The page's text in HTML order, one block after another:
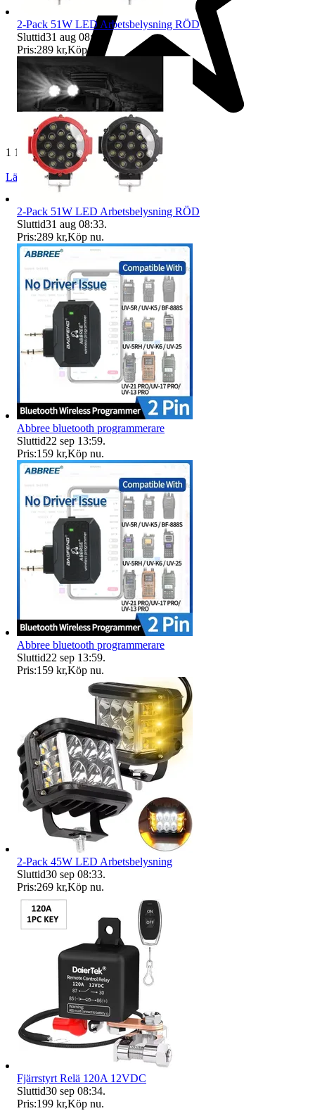
1 190 omdömen
Läs omdömen
2-Pack 51W LED Arbetsbelysning RÖD
Sluttid31 aug 08:33
Pris:289 kr,Köp nu
2-Pack 51W LED Arbetsbelysning RÖD
Sluttid31 aug 08:33.
Pris:289 kr,Köp nu.
Abbree bluetooth programmerare
Sluttid22 sep 13:59.
Pris:159 kr,Köp nu.
Abbree bluetooth programmerare
Sluttid22 sep 13:59.
Pris:159 kr,Köp nu.
2-Pack 45W LED Arbetsbelysning
Sluttid30 sep 08:33.
Pris:269 kr,Köp nu.
Fjärrstyrt Relä 120A 12VDC
Sluttid30 sep 08:34.
Pris:199 kr,Köp nu.